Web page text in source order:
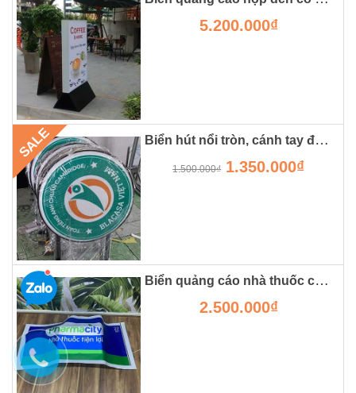
5.200.000₫
SALE Biển hút nổi tròn, cánh tay đắc lực cho các shop, cửa hàng
1.500.000₫ 1.350.000₫
Biển quảng cáo nhà thuốc chất liệu hộp đèn 3m tại hà nội
2.500.000₫